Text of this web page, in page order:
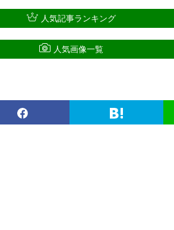
人気記事ランキング
人気画像一覧